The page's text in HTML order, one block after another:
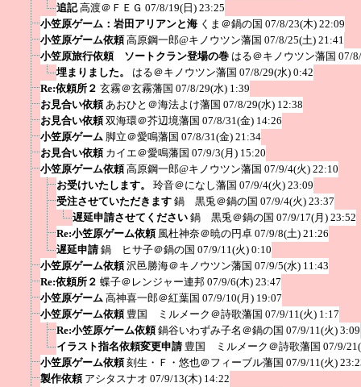
追記 高渡＠ＦＥＧ 07/8/19(日) 23:25
小笠原ゲーム：岩田アリアンと海 くま＠鍋の国 07/8/23(木) 22:09
小笠原ゲーム依頼 高原鋼一郎@キノウツン藩国 07/8/25(土) 21:41
小笠原旅行依頼 ソートクラン登場の巻 はる＠キノウツン藩国 07/
埋まりました。
はる＠キノウツン藩国 07/8/29(水) 0:42
Re:依頼所２ 玄霧＠玄霧藩国 07/8/29(水) 1:39
お見合い依頼 あおひと＠海法よけ藩国 07/8/29(水) 12:38
お見合い依頼 双海環＠芥辺境藩国 07/8/31(金) 14:26
小笠原ゲーム 脚立＠愛鳴藩国 07/8/31(金) 21:34
お見合い依頼 カイエ＠愛鳴藩国 07/9/3(月) 15:20
小笠原ゲーム依頼 高原鋼一郎@キノウツン藩国 07/9/4(火) 22:10
お受けいたします。
玲音＠になし藩国 07/9/4(火) 23:09
受注させていただきます 鍋 黒兎＠鍋の国 07/9/4(火) 23:37
遅延申請させてください 鍋 黒兎＠鍋の国 07/9/17(月) 23:52
Re:小笠原ゲーム依頼 風杜神奈＠暁の円卓 07/9/8(土) 21:26
遅延申請 鍋 ヒサ子＠鍋の国 07/9/11(火) 0:10
小笠原ゲーム依頼 沢邑勝海＠キノウツン藩国 07/9/5(水) 11:43
Re:依頼所２ 蝶子＠レンジャー連邦 07/9/6(木) 23:47
小笠原ゲーム 高神喜一郎＠紅葉国 07/9/10(月) 19:07
小笠原ゲーム依頼 豊国 ミルメーク＠詩歌藩国 07/9/11(火) 1:17
Re:小笠原ゲーム依頼 鍋谷いわずみ子名＠鍋の国 07/9/11(火) 3:09
イラスト指名依頼変更申請 豊国 ミルメーク＠詩歌藩国 07/9/
小笠原ゲーム依頼 刻生・Ｆ・悠也＠フィーブル藩国 07/9/11(火)
製作依頼 アシタスナオ 07/9/13(木) 14:22